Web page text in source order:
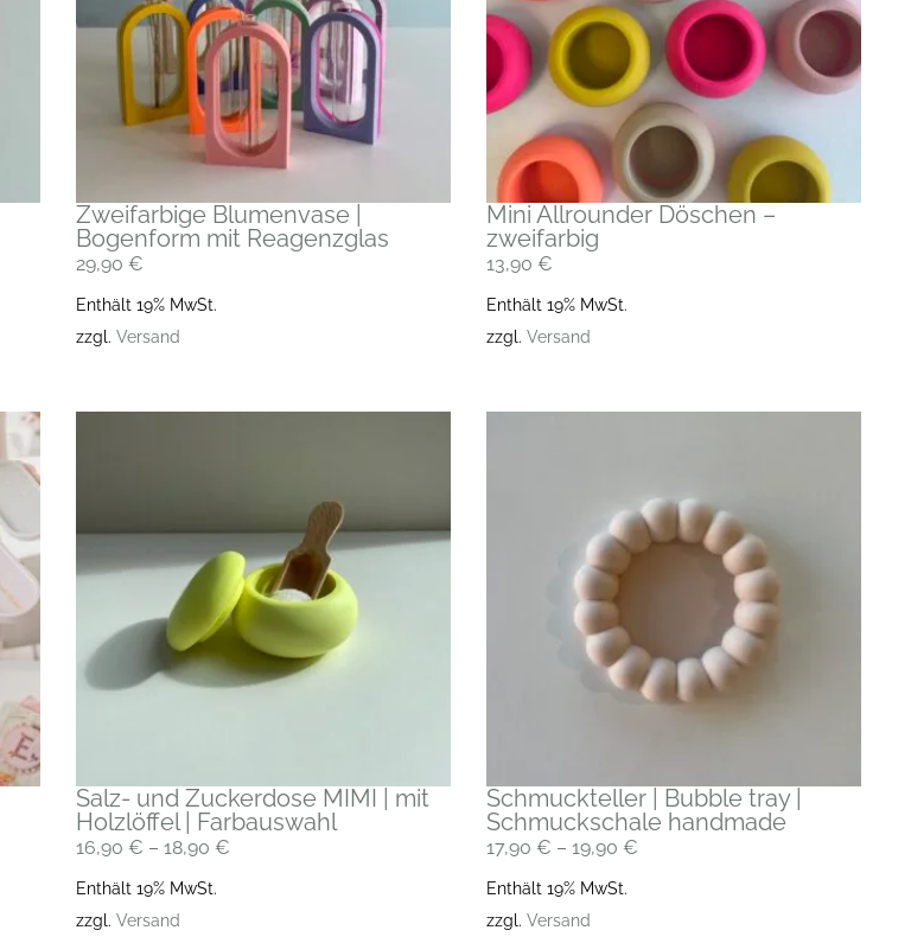
Zweifarbige Blumenvase |
Bogenform mit Reagenzglas
29,90 €
Enthält 19% MwSt.
zzgl. Versand
Mini Allrounder Döschen –
zweifarbig
13,90 €
Enthält 19% MwSt.
zzgl. Versand
Salz- und Zuckerdose MIMI | mit
Holzlöffel | Farbauswahl
16,90 € – 18,90 €
Enthält 19% MwSt.
zzgl. Versand
Schmuckteller | Bubble tray |
Schmuckschale handmade
17,90 € – 19,90 €
Enthält 19% MwSt.
zzgl. Versand